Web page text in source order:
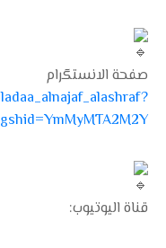
صفحة الانستگرام
قناة اليوتيوب: